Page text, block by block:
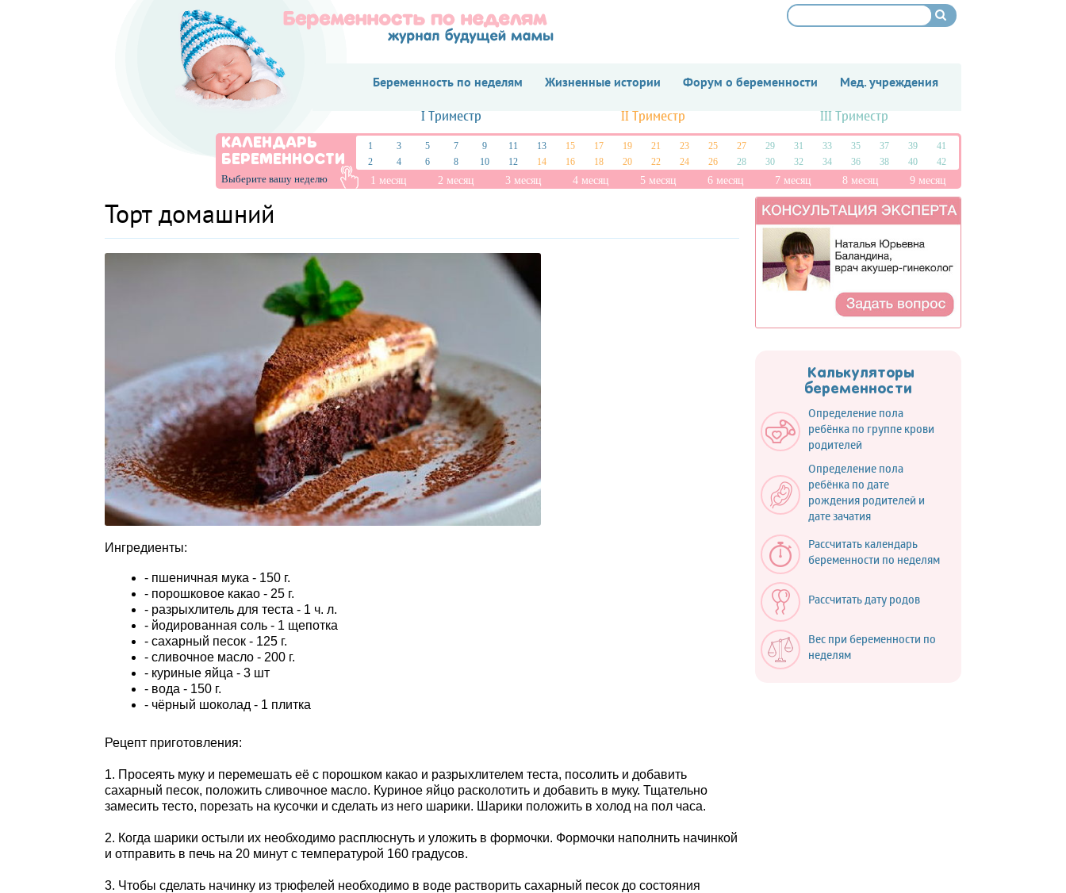
Беременность по неделям Жизненные истории Форум о беременности Мед. учреждения
I Триместр II Триместр III Триместр
КАЛЕНДАРЬ
БЕРЕМЕННОСТИ
Выберите вашу неделю
1 3 5 7 9 11 13 15 17 19 21 23 25 27 29 31 33 35 37 39
41
2
4 6 8 10 12 14 16 18 20 22 24 26 28 30 32 34 36 38 40 42
1 месяц 2 месяц 3 месяц 4 месяц 5 месяц 6 месяц 7 месяц 8 месяц 9 месяц
Торт домашний
Ингредиенты:
- пшеничная мука - 150 г.
- порошковое какао - 25 г.
- разрыхлитель для теста - 1 ч. л.
- йодированная соль - 1 щепотка
- сахарный песок - 125 г.
- сливочное масло - 200 г.
- куриные яйца - 3 шт
- вода - 150 г.
- чёрный шоколад - 1 плитка
Рецепт приготовления:
1. Просеять муку и перемешать её с порошком какао и разрыхлителем теста, посолить и добавить
сахарный песок, положить сливочное масло. Куриное яйцо расколотить и добавить в муку. Тщательно
замесить тесто, порезать на кусочки и сделать из него шарики. Шарики положить в холод на пол часа.
2. Когда шарики остыли их необходимо расплюснуть и уложить в формочки. Формочки наполнить начинкой
и отправить в печь на 20 минут с температурой 160 градусов.
3. Чтобы сделать начинку из трюфелей необходимо в воде растворить сахарный песок до состояния
Калькуляторы
беременности
Определение пола
ребёнка по группе крови
родителей
Определение пола
ребёнка по дате
рождения родителей и
дате зачатия
Рассчитать календарь
беременности по неделям
Рассчитать дату родов
Вес при беременности по
неделям